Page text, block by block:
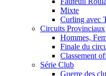
Mixte
Curling avec
Circuits Provinciaux
Hommes,
Finale du
Classement
Série Club
Guerre des